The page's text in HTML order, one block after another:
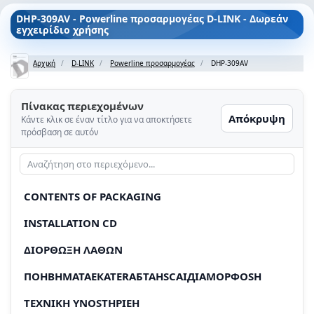
DHP-309AV - Powerline προσαρμογέας D-LINK - Δωρεάν
εγχειρίδιο χρήσης
Αρχική D-LINK Powerline προσαρμογέας DHP-309AV
Πίνακας περιεχομένων
Κάντε κλικ σε έναν τίτλο για να αποκτήσετε
πρόσβαση σε αυτόν
Απόκρυψη
CONTENTS OF PACKAGING
INSTALLATION CD
ΔIOPΘΩΞH ΛΑΘΩN
ПОНВHMATAЕКATERAБТАHSCAIДIAMOPФОSH
TEXNIKH YNOSTHPIEH